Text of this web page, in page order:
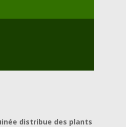
distribue des plants